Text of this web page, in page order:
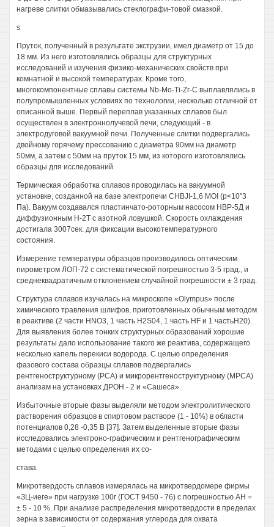
нагреве слитки обмазывались стеклографи-товой смазкой.
s
Пруток, полученный в результате экструзии, имел диаметр от 15 до
18 мм. Из него изготовлялись образцы для структурных
исследований и изучения физико-механических свойств при
комнатной и высокой температурах. Кроме того,
многокомпонентные сплавы системы Nb-Mo-Ti-Zr-C выплавлялись в
полупромышленных условиях по технологии, несколько отличной от
описанной выше. Первый переплав указанных сплавов был
осуществлен в электроннолучевой печи, следующий - в
электродуговой вакуумной печи. Полученные слитки подвергались
двойному горячему прессованию с диаметра 90мм на диаметр
50мм, а затем с 50мм на пруток 15 мм, из которого изготовлялись
образцы для исследований.
Термическая обработка сплавов проводилась на вакуумной
установке, созданной на базе электропечи CHBJI-1,6 MOI (р<10"3
Па). Вакуум создавался пластинчато-роторным насосом НВР-5Д и
диффузионным Н-2Т с азотной ловушкой. Скорость охлаждения
достигала 3007сек. для фиксации высокотемпературного
состояния.
Измерение температуры образцов производилось оптическим
пирометром ЛОП-72 с систематической погрешностью 3-5 град., и
среднеквадратичным отклонением случайной погрешности ± 3 град.
Структура сплавов изучалась на микроскопе «Olympus» после
химического травления шлифов, приготовленных обычным методом
в реактиве (2 части HNO3, 1 часть H2S04, 1 часть HF и 1 частьН20).
Для выявления более тонких структурных образований хорошие
результаты дало использование такого же реактива, содержащего
несколько капель перекиси водорода. С целью определения
фазового состава образцы сплавов подвергались
рентгеноструктурному (РСА) и микрорентгеноструктурному (МРСА)
анализам на установках ДРОН - 2 и «Сашеса».
Избыточные вторые фазы выделяли методом электролитического
растворения образцов в спиртовом растворе (1 - 10%) в области
потенциалов 0,28 -0,35 В [37]. Затем выделенные вторые фазы
исследовались электроно-графическим и рентгенографическим
методами с целью определения их со-
става.
Микротвердость сплавов измерялась на микротвердомере фирмы
«ЗЦ-иеге» при нагрузке 100г (ГОСТ 9450 - 76) с погрешностью АН =
± 5 - 10 %. При анализе распределения микротвердости в пределах
зерна в зависимости от содержания углерода для охвата